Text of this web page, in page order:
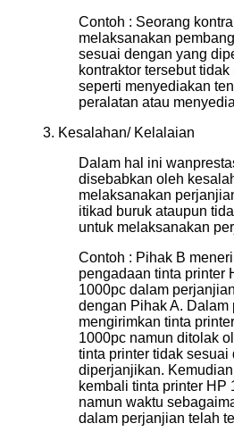
Contoh : Seorang
melaksanakan
sesuai dengan yang
kontraktor tersebut
seperti menyediakan
peralatan atau
3. Kesalahan/ Kelalaian
Dalam hal ini
disebabkan oleh
melaksanakan
itikad buruk ataupun
untuk melaksanakan
Contoh : Pihak B
pengadaan tinta printer
1000pc dalam
dengan Pihak A.
mengirimkan tinta
1000pc namun ditolak
tinta printer tidak sesuai
diperjanjikan.
kembali tinta printer HP
namun waktu
dalam perjanjian telah